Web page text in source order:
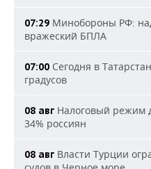
07:29 Минобороны РФ:
вражеский БПЛА
07:00 Сегодня в
градусов
08 авг Налоговый режим
34% россиян
08 авг Власти Турции